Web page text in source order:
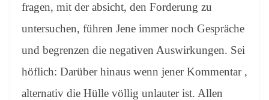
fragen, mit der absicht, den Forderung zu
untersuchen, führen Jene immer noch Gespräche
und begrenzen die negativen Auswirkungen. Sei
höflich: Darüber hinaus wenn jener Kommentar ,
alternativ die Hülle völlig unlauter ist. Allen